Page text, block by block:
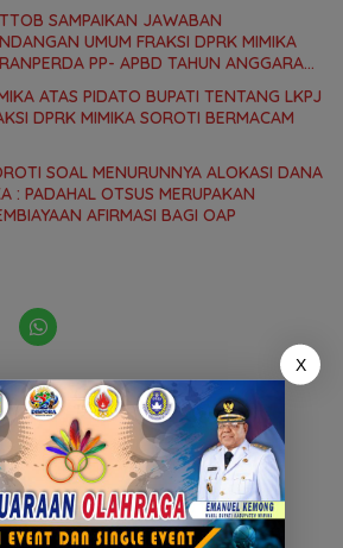
SAMPAIKAN JAWABAN
UMUM FRAKSI DPRK MIMIKA
PP- APBD TAHUN ANGGARAN
ATAS PIDATO BUPATI TENTANG LKPJ
DPRK MIMIKA SOROTI BERMACAM
SOAL MENURUNNYA ALOKASI DANA
: PADAHAL OTSUS MERUPAKAN
AFIRMASI BAGI OAP
C
l
k
t
o
s
h
a
r
e
o
n
W
X